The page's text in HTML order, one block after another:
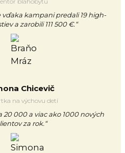
vďaka kampani predali 19 high-
a zarobili 111 500 €.“
Chicevič
na výchovu detí
20 000 a viac ako 1000 nových
za rok.“